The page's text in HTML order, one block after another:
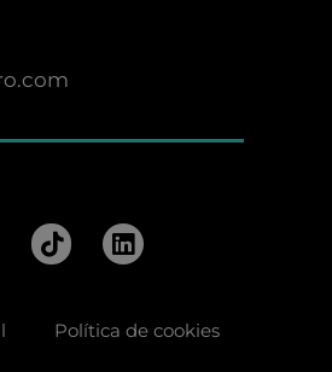
T
i
o
L
i
e
Política de cookies